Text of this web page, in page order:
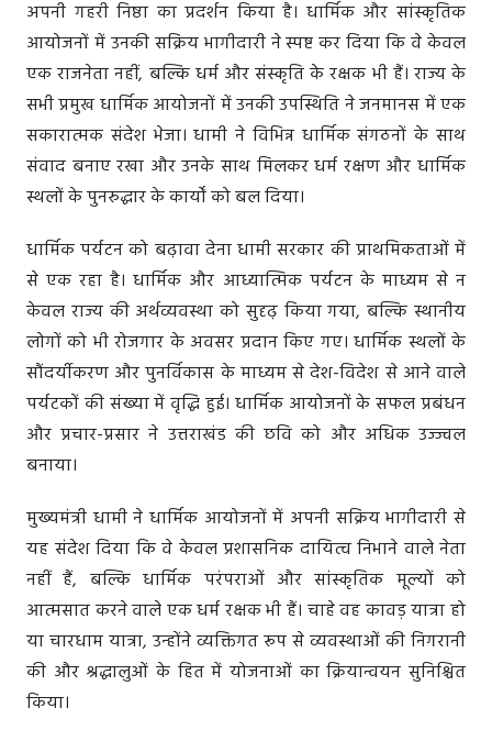
अपनी गहरी निष्ठा का प्रदर्शन किया है। धार्मिक और सांस्कृतिक
आयोजनों में उनकी सक्रिय भागीदारी ने स्पष्ट कर दिया कि वे केवल
एक राजनेता नहीं, बल्कि धर्म और संस्कृति के रक्षक भी हैं। राज्य के
सभी प्रमुख धार्मिक आयोजनों में उनकी उपस्थिति ने जनमानस में एक
सकारात्मक संदेश भेजा। धामी ने विभिन्न धार्मिक संगठनों के साथ
संवाद बनाए रखा और उनके साथ मिलकर धर्म रक्षण और धार्मिक
स्थलों के पुनरुद्धार के कार्यों को बल दिया।
धार्मिक पर्यटन को बढ़ावा देना धामी सरकार की प्राथमिकताओं में
से एक रहा है। धार्मिक और आध्यात्मिक पर्यटन के माध्यम से न
केवल राज्य की अर्थव्यवस्था को सुदृढ़ किया गया, बल्कि स्थानीय
लोगों को भी रोजगार के अवसर प्रदान किए गए। धार्मिक स्थलों के
सौंदर्यीकरण और पुनर्विकास के माध्यम से देश-विदेश से आने वाले
पर्यटकों की संख्या में वृद्धि हुई। धार्मिक आयोजनों के सफल प्रबंधन
और प्रचार-प्रसार ने उत्तराखंड की छवि को और अधिक उज्ज्वल
बनाया।
मुख्यमंत्री धामी ने धार्मिक आयोजनों में अपनी सक्रिय भागीदारी से
यह संदेश दिया कि वे केवल प्रशासनिक दायित्व निभाने वाले नेता
नहीं हैं, बल्कि धार्मिक परंपराओं और सांस्कृतिक मूल्यों को
आत्मसात करने वाले एक धर्म रक्षक भी हैं। चाहे वह कावड़ यात्रा हो
या चारधाम यात्रा, उन्होंने व्यक्तिगत रूप से व्यवस्थाओं की निगरानी
की और श्रद्धालुओं के हित में योजनाओं का क्रियान्वयन सुनिश्चित
किया।